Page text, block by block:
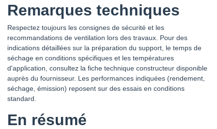
Remarques techniques
Respectez toujours les consignes de sécurité et les
recommandations de ventilation lors des travaux. Pour des
indications détaillées sur la préparation du support, le temps de
séchage en conditions spécifiques et les températures
d'application, consultez la fiche technique constructeur disponible
auprès du fournisseur. Les performances indiquées (rendement,
séchage, émission) reposent sur des essais en conditions
standard.
En résumé